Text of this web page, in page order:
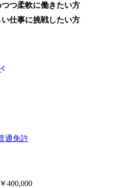
つ柔軟に働きたい方
仕事に挑戦したい方
通免許
400,000